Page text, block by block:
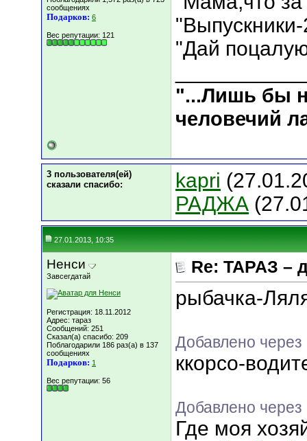
сообщениях
Подарков: 6
Вес репутации: 121
"Дай
"...Лишь бы
человечий
3 пользователя(ей)
сказали cпасибо:
kapri
РАДЖА
27.01.2013, 10:35
Ненси
Завсегдатай
Регистрация: 18.11.2012
Адрес: тараз
Сообщений: 251
Сказал(а) спасибо: 209
Поблагодарили 186 раз(а) в 137
сообщениях
Подарков: 1
Вес репутации: 56
Re: ТАРАЗ –
рыбачка-
Добавлено
ккорсо-
Добавлено через
Где моя